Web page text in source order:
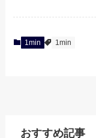
1min 1min
おすすめ記事